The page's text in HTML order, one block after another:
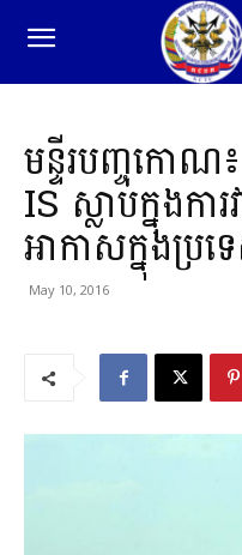
មន្ទីរបញ្ចកោណ
IS ស្លាប់ក្នុងកា
អាកាសក្នុងប្រ
May 10, 2016